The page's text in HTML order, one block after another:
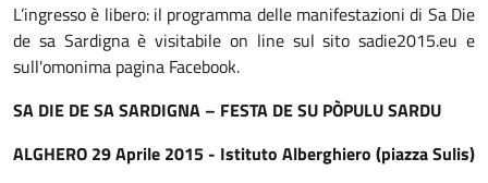
L’ingresso è libero: il programma delle manifestazioni di Sa Die
de sa Sardigna è visitabile on line sul sito sadie2015.eu e
sull'omonima pagina Facebook.
SA DIE DE SA SARDIGNA – FESTA DE SU PÒPULU SARDU
ALGHERO 29 Aprile 2015 - Istituto Alberghiero (piazza Sulis)